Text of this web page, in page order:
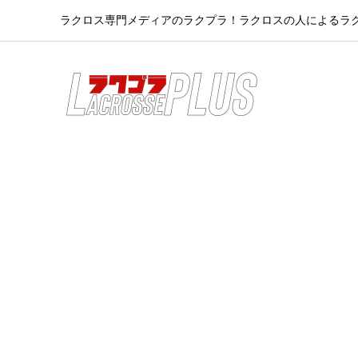
ラクロス専門メディアのラクプラ！ラクロスの人によるラ